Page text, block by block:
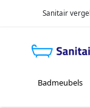
Sanitair
Badmeubels